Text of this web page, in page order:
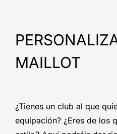
MAILLOT
¿Tienes un club al que
equipación? ¿Eres de los